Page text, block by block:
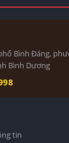
Bình Đáng,
Bình Dương
tin